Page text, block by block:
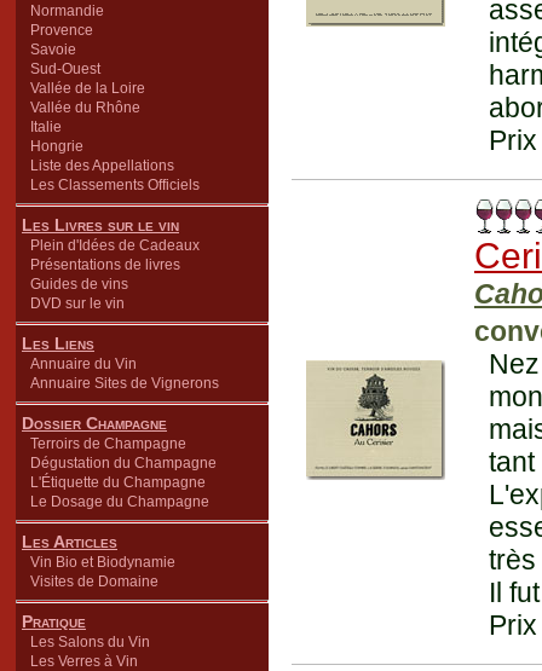
Normandie
Provence
Savoie
Sud-Ouest
Vallée de la Loire
Vallée du Rhône
Italie
Hongrie
Liste des Appellations
Les Classements Officiels
Les Livres sur le vin
Plein d'Idées de Cadeaux
Présentations de livres
Guides de vins
DVD sur le vin
Les Liens
Annuaire du Vin
Annuaire Sites de Vignerons
Dossier Champagne
Terroirs de Champagne
Dégustation du Champagne
L'Étiquette du Champagne
Le Dosage du Champagne
Les Articles
Vin Bio et Biodynamie
Visites de Domaine
Pratique
Les Salons du Vin
Les Verres à Vin
Il